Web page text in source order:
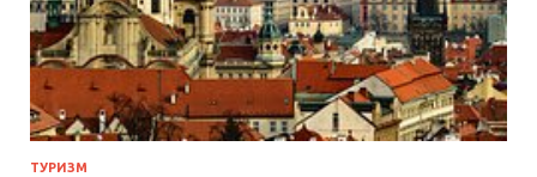
ТУРИЗМ